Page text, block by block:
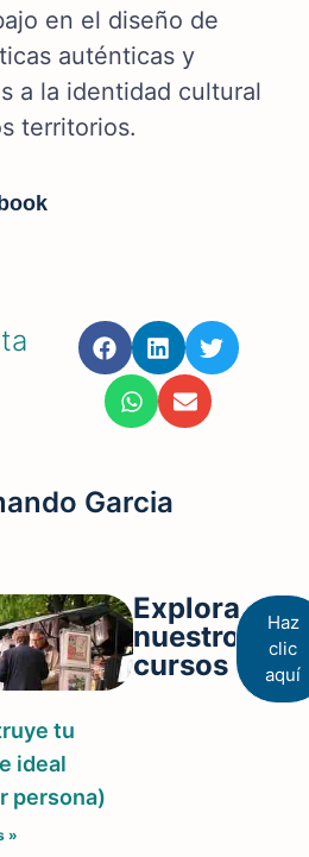
tu
ideal
persona)
»
Explora
nuestros
cursos
Haz
clic
aquí
en el diseño de
auténticas y
a la identidad cultural
territorios.
Garcia